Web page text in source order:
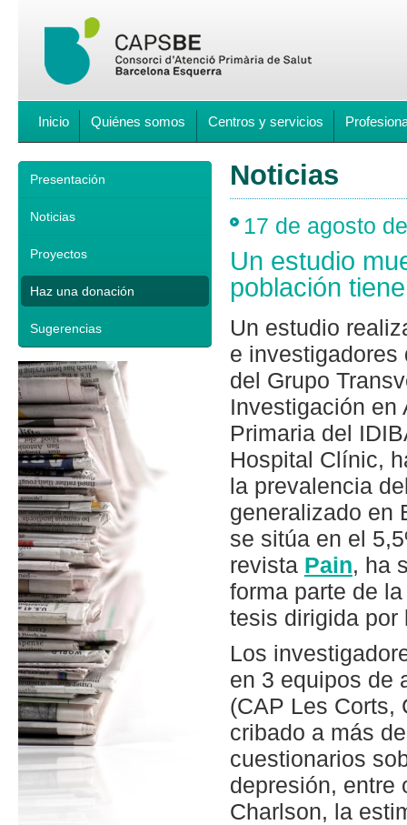
Inicio Quiénes somos Centros y servicios
Presentación
Noticias
Proyectos
Haz una donación
Sugerencias
Noticias
17 de agosto
Un estudio
población
Un estudio
e investigadores
del Grupo
Investigación en
Primaria del
Hospital Clínic,
la prevalencia
generalizado en
se sitúa en el
revista Pain, ha
forma parte de
tesis dirigida
Los
en 3 equipos de
(CAP Les Corts,
cribado a más
cuestionarios
depresión, entre
Charlson, la